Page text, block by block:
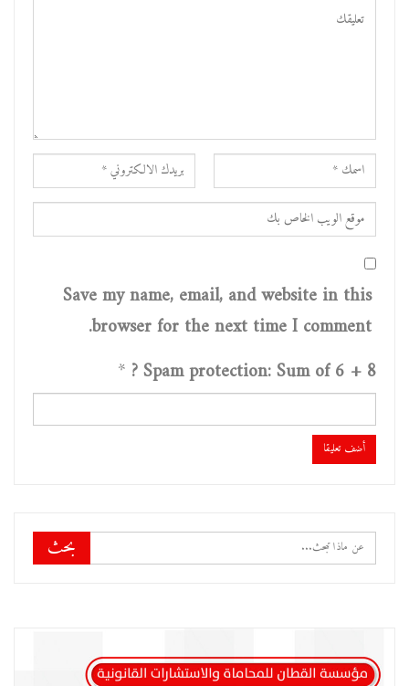
Save my name, email, and website in this
browser for the next time I comment.
Spam protection: Sum of 6 + 8 ?
*